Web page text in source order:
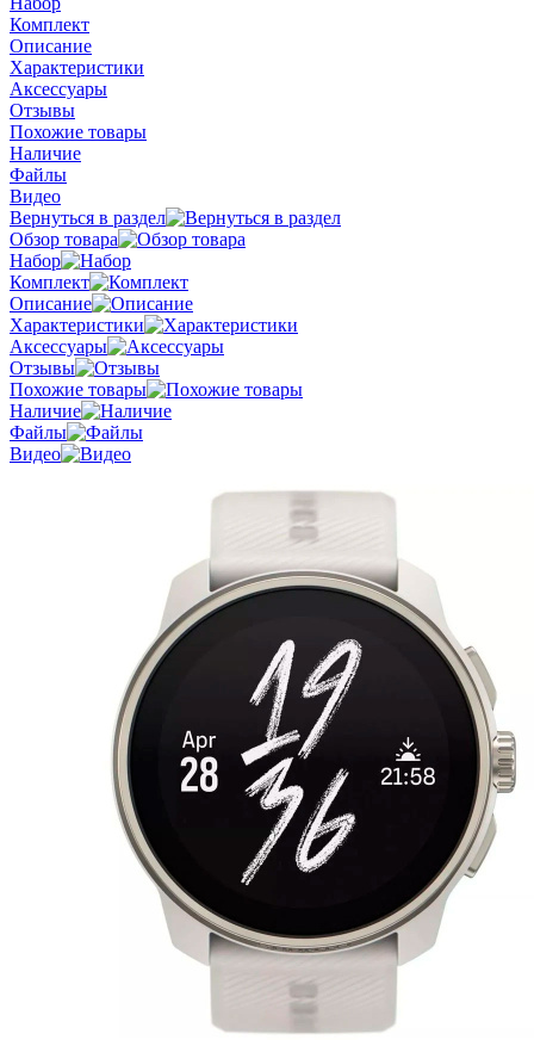
Комплект
Описание
Характеристики
Аксессуары
Отзывы
Похожие товары
Наличие
Файлы
Видео
Вернуться в раздел
Обзор товара
Набор
Комплект
Описание
Характеристики
Аксессуары
Отзывы
Похожие товары
Наличие
Файлы
Видео